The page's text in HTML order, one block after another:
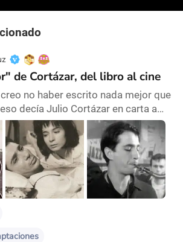
de Cortázar, del libro al cine
no haber escrito nada mejor que
decía Julio Cortázar en carta a
cuento largo -nouvelle, según los
incluido, al igual que "Cartas de
base para La cifra impar), en Las
fue siempre uno de los trabajos
Cortázar. Es, por lejos, el cuento
sus declaraciones,